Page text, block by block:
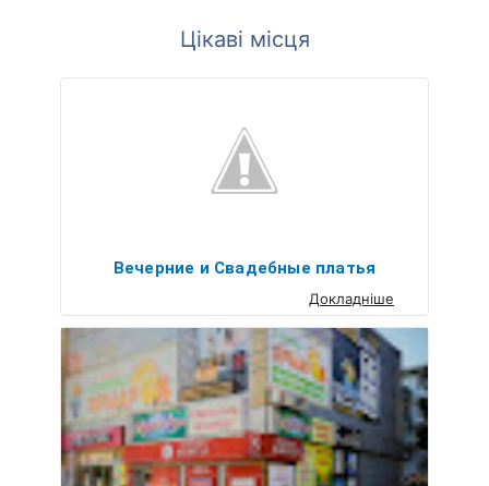
Цікаві місця
Вечерние и Свадебные платья
Докладніше